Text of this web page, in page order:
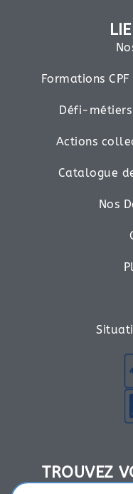
Formations
Défi-
Actions
Catalogue
Nos
TROUVEZ